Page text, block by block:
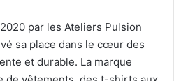
par les Ateliers Pulsion
sa place dans le cœur des
et durable. La marque